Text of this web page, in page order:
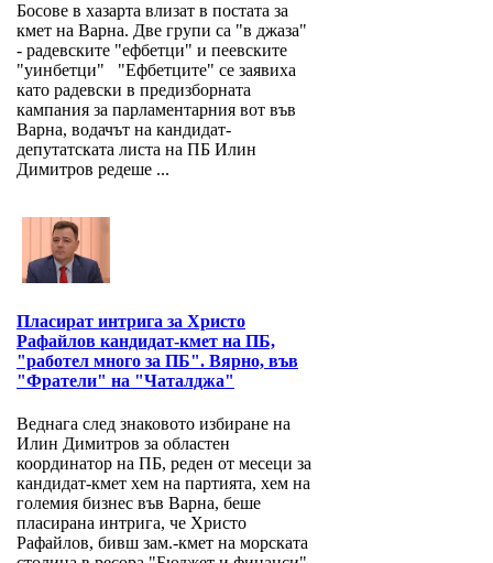
Босове в хазарта влизат в постата за
кмет на Варна. Две групи са "в джаза"
- радевските "ефбетци" и пеевските
"уинбетци" "Ефбетците" се заявиха
като радевски в предизборната
кампания за парламентарния вот във
Варна, водачът на кандидат-
депутатската листа на ПБ Илин
Димитров редеше ...
Пласират интрига за Христо
Рафайлов кандидат-кмет на ПБ,
"работел много за ПБ". Вярно, във
"Фратели" на "Чаталджа"
Веднага след знаковото избиране на
Илин Димитров за областен
координатор на ПБ, реден от месеци за
кандидат-кмет хем на партията, хем на
големия бизнес във Варна, беше
пласирана интрига, че Христо
Рафайлов, бивш зам.-кмет на морската